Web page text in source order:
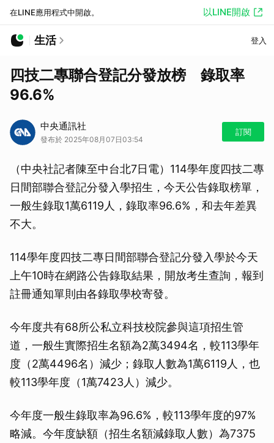
在LINE應用程式中開啟。 以LINE開啟
生活 登入
四技二專聯合登記分發放榜 錄取率
96.6%
中央通訊社
發布於 2025年08月07日03:54
訂閱
（中央社記者陳至中台北7日電）114學年度四技二專
日間部聯合登記分發入學招生，今天公告錄取榜單，
一般生錄取1萬6119人，錄取率96.6%，和去年差異
不大。
114學年度四技二專日間部聯合登記分發入學於今天
上午10時在網路公告錄取結果，開放考生查詢，報到
註冊通知單則由各錄取學校寄發。
今年度共有68所公私立科技校院參與這項招生管
道，一般生實際招生名額為2萬3494名，較113學年
度（2萬4496名）減少；錄取人數為1萬6119人，也
較113學年度（1萬7423人）減少。
今年度一般生錄取率為96.6%，較113學年度的97%
略減。今年度缺額（招生名額減錄取人數）為7375